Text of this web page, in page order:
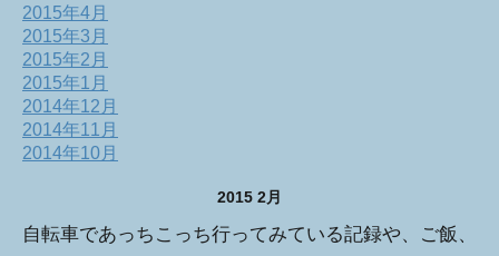
2015年4月
2015年3月
2015年2月
2015年1月
2014年12月
2014年11月
2014年10月
2015 2月
自転車であっちこっち行ってみている記録や、ご飯、